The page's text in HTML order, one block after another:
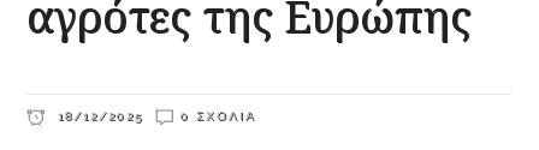
αγρότες της Ευρώπης
18/12/2025 0 ΣΧΌΛΙΑ